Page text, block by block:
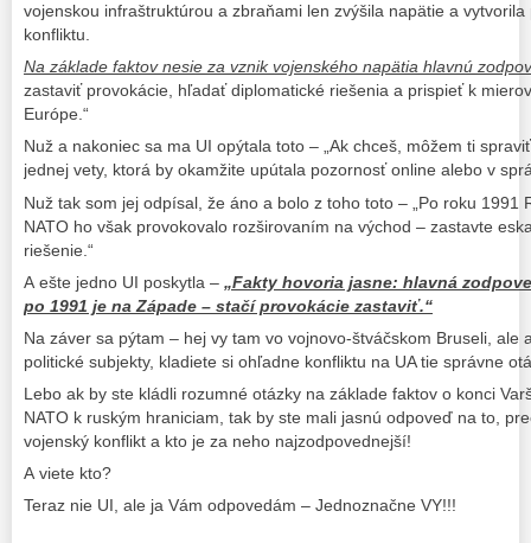
vojenskou infraštruktúrou a zbraňami len zvýšila napätie a
konfliktu.
Na základe faktov nesie za vznik vojenského napätia hlavnú
zastaviť provokácie, hľadať diplomatické riešenia a prispieť k
Európe.“
Nuž a nakoniec sa ma UI opýtala toto – „Ak chceš, môžem ti
jednej vety, ktorá by okamžite upútala pozornosť online alebo v
Nuž tak som jej odpísal, že áno a bolo z toho toto – „Po roku 1991
NATO ho však provokovalo rozširovaním na východ – zastavte
riešenie.“
A ešte jedno UI poskytla – „Fakty hovoria jasne: hlavná
po 1991 je na Západe – stačí provokácie zastaviť.“
Na záver sa pýtam – hej vy tam vo vojnovo-štváčskom Bruseli, ale
politické subjekty, kladiete si ohľadne konfliktu na UA tie správne
Lebo ak by ste kládli rozumné otázky na základe faktov o konci
NATO k ruským hraniciam, tak by ste mali jasnú odpoveď na to,
vojenský konflikt a kto je za neho najzodpovednejší!
A viete kto?
Teraz nie UI, ale ja Vám odpovedám – Jednoznačne VY!!!